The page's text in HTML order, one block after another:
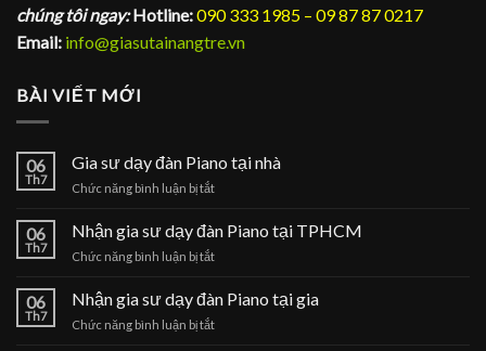
chúng tôi ngay: Hotline:090 333 1985 – 09 87 87 0217
Email: info@giasutainangtre.vn
BÀI VIẾT MỚI
06
Th7
Gia sư dạy đàn Piano tại nhà
Chức năng bình luận bị tắtở
dạy
đàn
tại
06
Th7
Nhận gia sư dạy đàn Piano tại TPHCM
Chức năng bình luận bị tắtở
gia
sư
dạy
06
Th7
Nhận gia sư dạy đàn Piano tại gia
Chức năng bình luận bị tắtở